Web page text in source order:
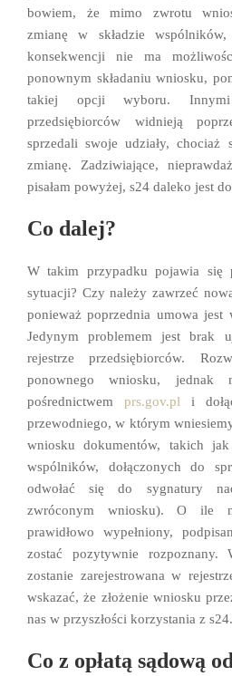
bowiem, że mimo zwrotu
zmianę w składzie
konsekwencji nie ma
ponownym składaniu wniosku,
takiej opcji wyboru.
przedsiębiorców widnieją
sprzedali swoje udziały, chociaż
zmianę. Zadziwiające,
pisałam powyżej, s24 daleko jest do
Co dalej?
W takim przypadku pojawia
sytuacji? Czy należy zawrzeć
ponieważ poprzednia umowa jest
Jedynym problemem jest brak
rejestrze przedsiębiorców.
ponownego wniosku,
pośrednictwem prs.gov.pl i
przewodniego, w którym
wniosku dokumentów, takich
wspólników, dołączonych do
odwołać się do sygnatury
zwróconym wniosku). O ile
prawidłowo wypełniony,
zostać pozytywnie rozpoznany.
zostanie zarejestrowana w
wskazać, że złożenie wniosku
nas w przyszłości korzystania z s24.
Co z opłatą sądową